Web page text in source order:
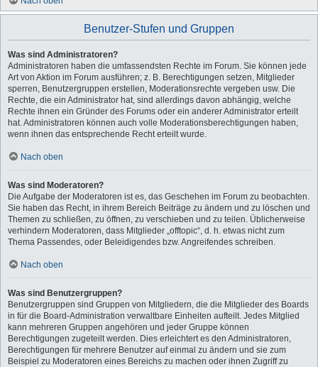
Benutzer-Stufen und Gruppen
Was sind Administratoren?
Administratoren haben die umfassendsten Rechte im Forum. Sie können jede
Art von Aktion im Forum ausführen; z. B. Berechtigungen setzen, Mitglieder
sperren, Benutzergruppen erstellen, Moderationsrechte vergeben usw. Die
Rechte, die ein Administrator hat, sind allerdings davon abhängig, welche
Rechte ihnen ein Gründer des Forums oder ein anderer Administrator erteilt
hat. Administratoren können auch volle Moderationsberechtigungen haben,
wenn ihnen das entsprechende Recht erteilt wurde.
Nach oben
Was sind Moderatoren?
Die Aufgabe der Moderatoren ist es, das Geschehen im Forum zu beobachten.
Sie haben das Recht, in ihrem Bereich Beiträge zu ändern und zu löschen und
Themen zu schließen, zu öffnen, zu verschieben und zu teilen. Üblicherweise
verhindern Moderatoren, dass Mitglieder „offtopic“, d. h. etwas nicht zum
Thema Passendes, oder Beleidigendes bzw. Angreifendes schreiben.
Nach oben
Was sind Benutzergruppen?
Benutzergruppen sind Gruppen von Mitgliedern, die die Mitglieder des Boards
in für die Board-Administration verwaltbare Einheiten aufteilt. Jedes Mitglied
kann mehreren Gruppen angehören und jeder Gruppe können
Berechtigungen zugeteilt werden. Dies erleichtert es den Administratoren,
Berechtigungen für mehrere Benutzer auf einmal zu ändern und sie zum
Beispiel zu Moderatoren eines Bereichs zu machen oder ihnen Zugriff zu